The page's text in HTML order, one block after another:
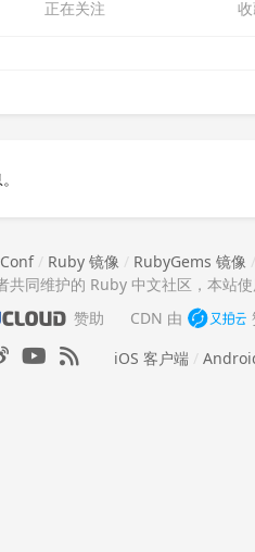
正在关注
/ Ruby 镜像 / RubyGems 镜像 /
共同维护的 Ruby 中文社区，本站
赞助 CDN 由
iOS 客户端 /